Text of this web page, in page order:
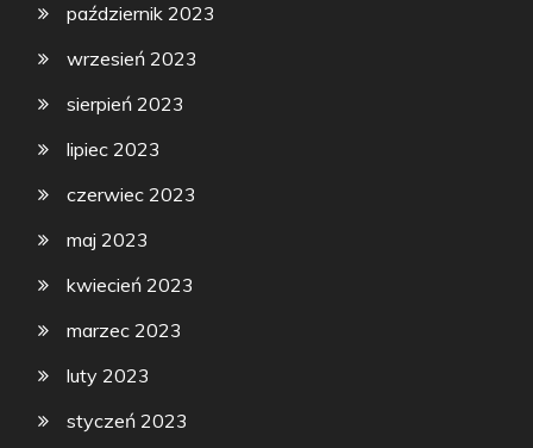
październik 2023
wrzesień 2023
sierpień 2023
lipiec 2023
czerwiec 2023
maj 2023
kwiecień 2023
marzec 2023
luty 2023
styczeń 2023